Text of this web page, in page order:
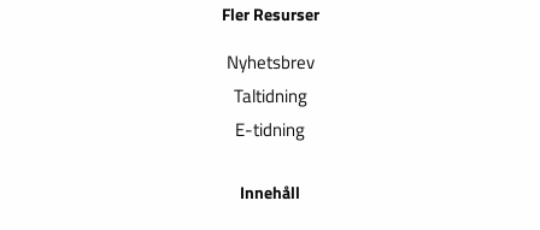
Fler Resurser
Nyhetsbrev
Taltidning
E-tidning
Innehåll